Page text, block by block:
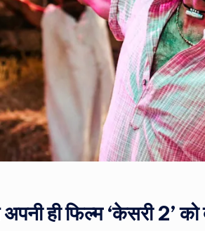
ही फिल्म ‘केसरी 2’ को